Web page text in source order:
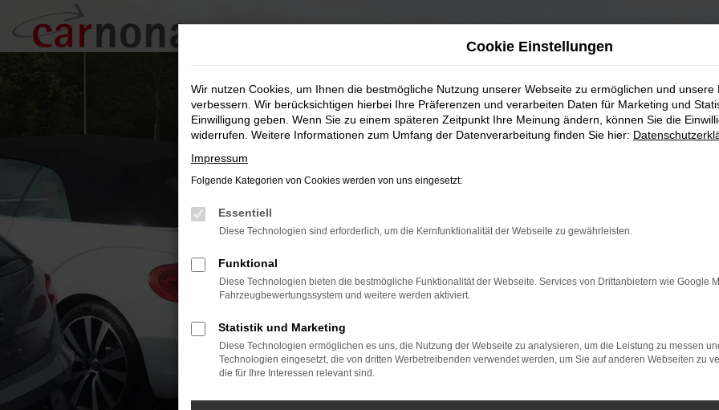
Zum
Hauptinhalt
springen
Cookie Einstellungen
Wir nutzen Cookies, um Ihnen die bestmögliche Nutzung unserer Webseite zu ermöglichen und
verbessern. Wir berücksichtigen hierbei Ihre Präferenzen und verarbeiten Daten für Marketing und
Einwilligung geben. Wenn Sie zu einem späteren Zeitpunkt Ihre Meinung ändern, können Sie die
widerrufen. Weitere Informationen zum Umfang der Datenverarbeitung finden Sie hier:
Impressum
Folgende Kategorien von Cookies werden von uns eingesetzt:
Essentiell
Diese Technologien sind erforderlich, um die Kernfunktionalität der Webseite zu gewährleisten.
Funktional
Diese Technologien bieten die bestmögliche Funktionalität der Webseite. Services von Drittanbietern wie Google
Fahrzeugbewertungssystem und weitere werden aktiviert.
Statistik und Marketing
Diese Technologien ermöglichen es uns, die Nutzung der Webseite zu analysieren, um die Leistung zu messen
Technologien eingesetzt, die von dritten Werbetreibenden verwendet werden, um Sie auf anderen Webseiten zu
die für Ihre Interessen relevant sind.